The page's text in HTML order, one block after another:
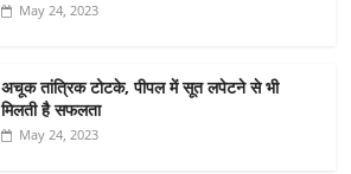
May 24, 2023
अचूक तांत्रिक टोटके, पीपल में सूत लपेटने से भी
मिलती है सफलता
May 24, 2023